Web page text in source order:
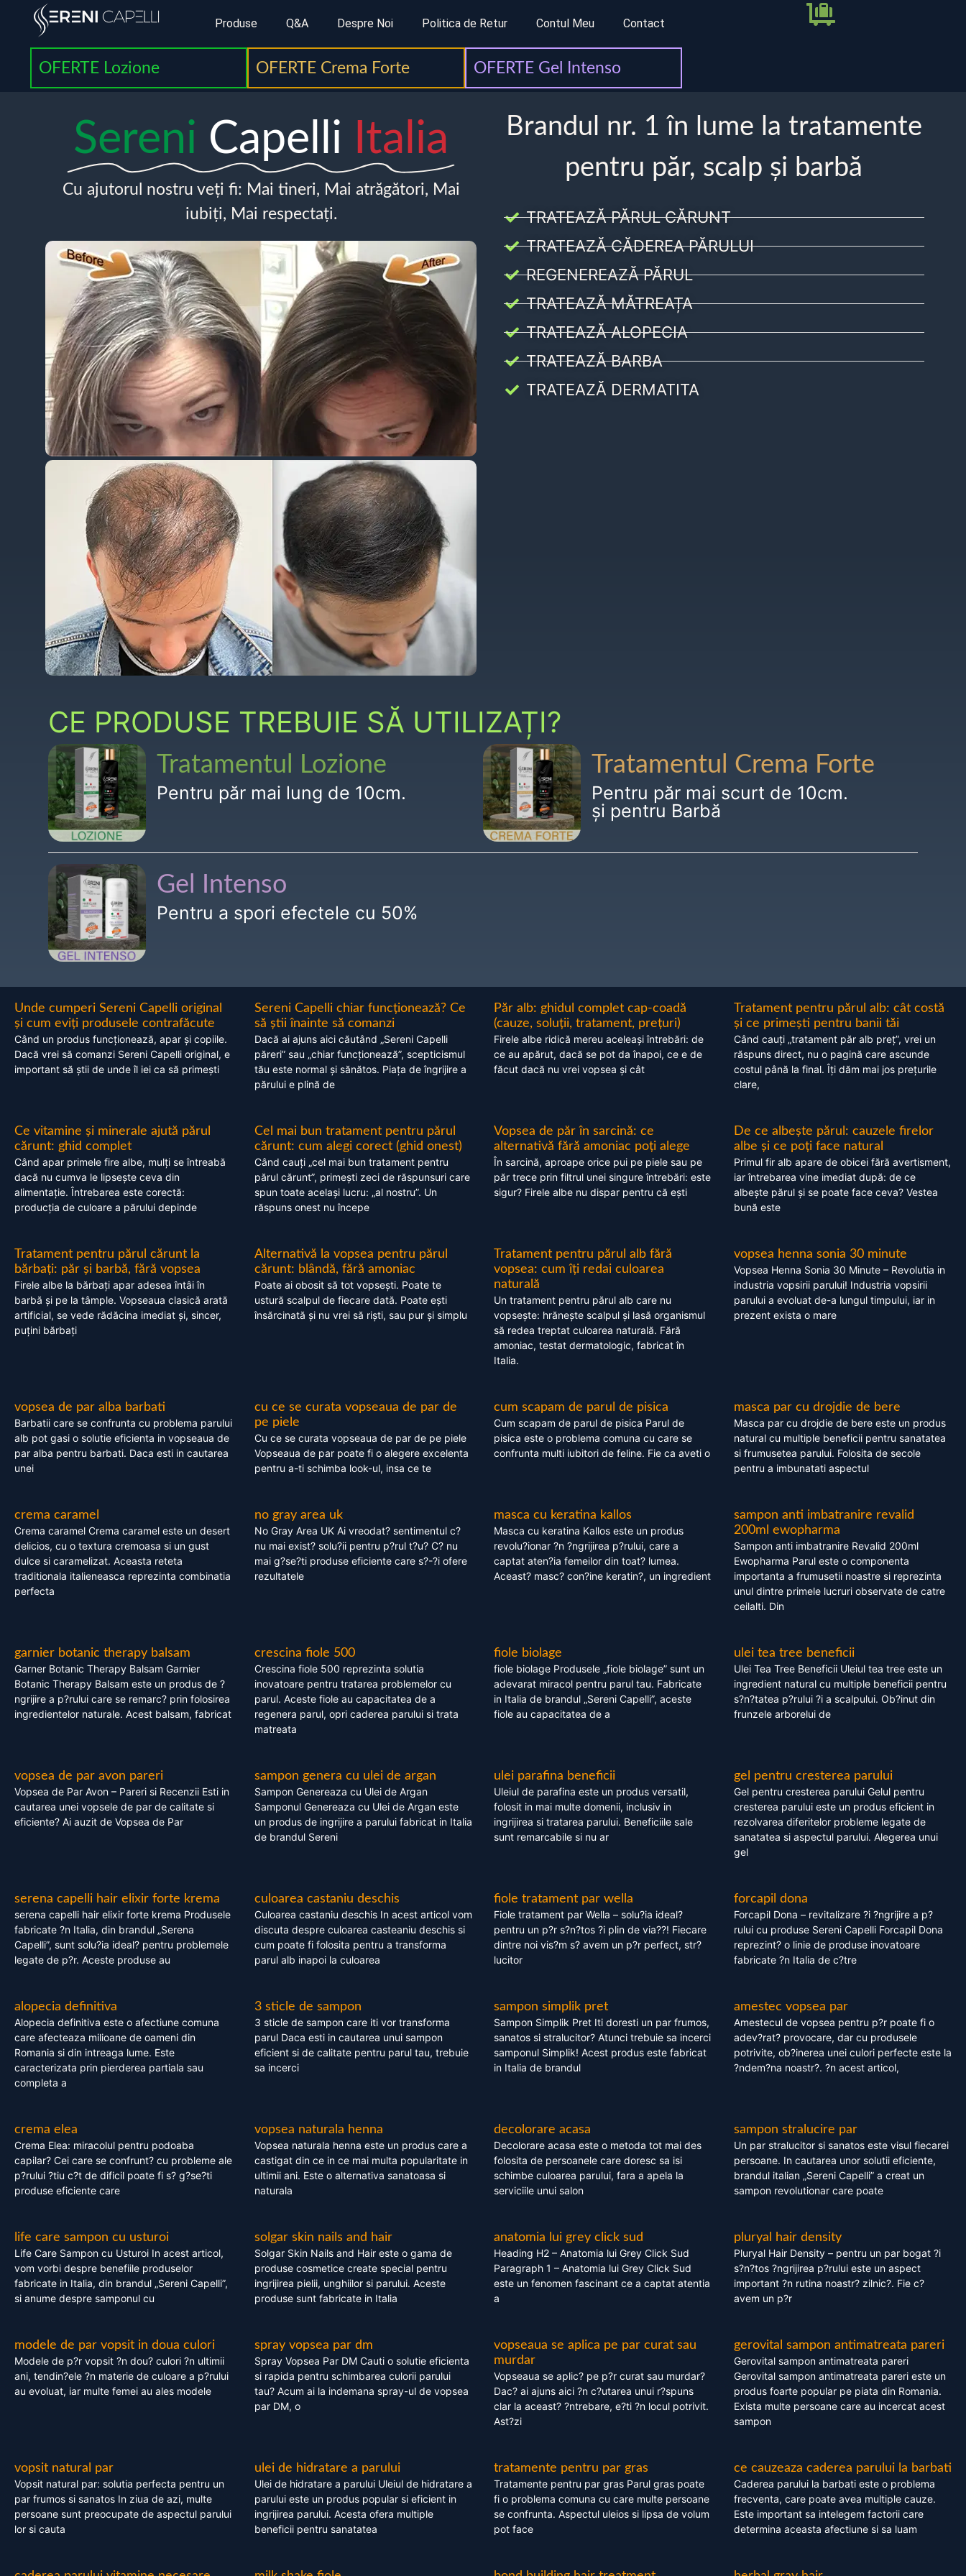
Produse Q&A Despre Noi Politica de Retur Contul Meu Contact
OFERTE Lozione OFERTE Crema Forte OFERTE Gel Intenso
Sereni Capelli Italia
Cu ajutorul nostru veți fi: Mai tineri, Mai atrăgători, Mai
iubiți, Mai respectați.
Brandul nr. 1 în lume la tratamente
pentru păr, scalp și barbă
TRATEAZĂ PĂRUL CĂRUNT
TRATEAZĂ CĂDEREA PĂRULUI
REGENEREAZĂ PĂRUL
TRATEAZĂ MĂTREAȚA
TRATEAZĂ ALOPECIA
TRATEAZĂ BARBA
TRATEAZĂ DERMATITA
CE PRODUSE TREBUIE SĂ UTILIZAȚI?
Tratamentul Lozione
Pentru păr mai lung de 10cm.
Tratamentul Crema Forte
Pentru păr mai scurt de 10cm.
și pentru Barbă
Gel Intenso
Pentru a spori efectele cu 50%
Unde cumperi Sereni Capelli original
și cum eviți produsele contrafăcute
Când un produs funcționează, apar și copiile.
Dacă vrei să comanzi Sereni Capelli original, e
important să știi de unde îl iei ca să primești
Sereni Capelli chiar funcționează? Ce
să știi înainte să comanzi
Dacă ai ajuns aici căutând „Sereni Capelli
păreri” sau „chiar funcționează”, scepticismul
tău este normal și sănătos. Piața de îngrijire a
părului e plină de
Păr alb: ghidul complet cap-coadă
(cauze, soluții, tratament, prețuri)
Firele albe ridică mereu aceleași întrebări: de
ce au apărut, dacă se pot da înapoi, ce e de
făcut dacă nu vrei vopsea și cât
Tratament pentru părul alb: cât costă
și ce primești pentru banii tăi
Când cauți „tratament păr alb preț”, vrei un
răspuns direct, nu o pagină care ascunde
costul până la final. Îți dăm mai jos prețurile
clare,
Ce vitamine și minerale ajută părul
cărunt: ghid complet
Când apar primele fire albe, mulți se întreabă
dacă nu cumva le lipsește ceva din
alimentație. Întrebarea este corectă:
producția de culoare a părului depinde
Cel mai bun tratament pentru părul
cărunt: cum alegi corect (ghid onest)
Când cauți „cel mai bun tratament pentru
părul cărunt”, primești zeci de răspunsuri care
spun toate același lucru: „al nostru”. Un
răspuns onest nu începe
Vopsea de păr în sarcină: ce
alternativă fără amoniac poți alege
În sarcină, aproape orice pui pe piele sau pe
păr trece prin filtrul unei singure întrebări: este
sigur? Firele albe nu dispar pentru că ești
De ce albește părul: cauzele firelor
albe și ce poți face natural
Primul fir alb apare de obicei fără avertisment,
iar întrebarea vine imediat după: de ce
albește părul și se poate face ceva? Vestea
bună este
Tratament pentru părul cărunt la
bărbați: păr și barbă, fără vopsea
Firele albe la bărbați apar adesea întâi în
barbă și pe la tâmple. Vopseaua clasică arată
artificial, se vede rădăcina imediat și, sincer,
puțini bărbați
Alternativă la vopsea pentru părul
cărunt: blândă, fără amoniac
Poate ai obosit să tot vopsești. Poate te
ustură scalpul de fiecare dată. Poate ești
însărcinată și nu vrei să riști, sau pur și simplu
Tratament pentru părul alb fără
vopsea: cum îți redai culoarea
naturală
Un tratament pentru părul alb care nu
vopsește: hrănește scalpul și lasă organismul
să redea treptat culoarea naturală. Fără
amoniac, testat dermatologic, fabricat în
Italia.
vopsea henna sonia 30 minute
Vopsea Henna Sonia 30 Minute – Revolutia in
industria vopsirii parului! Industria vopsirii
parului a evoluat de-a lungul timpului, iar in
prezent exista o mare
vopsea de par alba barbati
Barbatii care se confrunta cu problema parului
alb pot gasi o solutie eficienta in vopseaua de
par alba pentru barbati. Daca esti in cautarea
unei
cu ce se curata vopseaua de par de
pe piele
Cu ce se curata vopseaua de par de pe piele
Vopseaua de par poate fi o alegere excelenta
pentru a-ti schimba look-ul, insa ce te
cum scapam de parul de pisica
Cum scapam de parul de pisica Parul de
pisica este o problema comuna cu care se
confrunta multi iubitori de feline. Fie ca aveti o
masca par cu drojdie de bere
Masca par cu drojdie de bere este un produs
natural cu multiple beneficii pentru sanatatea
si frumusetea parului. Folosita de secole
pentru a imbunatati aspectul
crema caramel
Crema caramel Crema caramel este un desert
delicios, cu o textura cremoasa si un gust
dulce si caramelizat. Aceasta reteta
traditionala italieneasca reprezinta combinatia
perfecta
no gray area uk
No Gray Area UK Ai vreodat? sentimentul c?
nu mai exist? solu?ii pentru p?rul t?u? C? nu
mai g?se?ti produse eficiente care s?-?i ofere
rezultatele
masca cu keratina kallos
Masca cu keratina Kallos este un produs
revolu?ionar ?n ?ngrijirea p?rului, care a
captat aten?ia femeilor din toat? lumea.
Aceast? masc? con?ine keratin?, un ingredient
sampon anti imbatranire revalid
200ml ewopharma
Sampon anti imbatranire Revalid 200ml
Ewopharma Parul este o componenta
importanta a frumusetii noastre si reprezinta
unul dintre primele lucruri observate de catre
ceilalti. Din
garnier botanic therapy balsam
Garner Botanic Therapy Balsam Garnier
Botanic Therapy Balsam este un produs de ?
ngrijire a p?rului care se remarc? prin folosirea
ingredientelor naturale. Acest balsam, fabricat
crescina fiole 500
Crescina fiole 500 reprezinta solutia
inovatoare pentru tratarea problemelor cu
parul. Aceste fiole au capacitatea de a
regenera parul, opri caderea parului si trata
matreata
fiole biolage
fiole biolage Produsele „fiole biolage” sunt un
adevarat miracol pentru parul tau. Fabricate
in Italia de brandul „Sereni Capelli”, aceste
fiole au capacitatea de a
ulei tea tree beneficii
Ulei Tea Tree Beneficii Uleiul tea tree este un
ingredient natural cu multiple beneficii pentru
s?n?tatea p?rului ?i a scalpului. Ob?inut din
frunzele arborelui de
vopsea de par avon pareri
Vopsea de Par Avon – Pareri si Recenzii Esti in
cautarea unei vopsele de par de calitate si
eficiente? Ai auzit de Vopsea de Par
sampon genera cu ulei de argan
Sampon Genereaza cu Ulei de Argan
Samponul Genereaza cu Ulei de Argan este
un produs de ingrijire a parului fabricat in Italia
de brandul Sereni
ulei parafina beneficii
Uleiul de parafina este un produs versatil,
folosit in mai multe domenii, inclusiv in
ingrijirea si tratarea parului. Beneficiile sale
sunt remarcabile si nu ar
gel pentru cresterea parului
Gel pentru cresterea parului Gelul pentru
cresterea parului este un produs eficient in
rezolvarea diferitelor probleme legate de
sanatatea si aspectul parului. Alegerea unui
gel
serena capelli hair elixir forte krema
serena capelli hair elixir forte krema Produsele
fabricate ?n Italia, din brandul „Serena
Capelli”, sunt solu?ia ideal? pentru problemele
legate de p?r. Aceste produse au
culoarea castaniu deschis
Culoarea castaniu deschis In acest articol vom
discuta despre culoarea casteaniu deschis si
cum poate fi folosita pentru a transforma
parul alb inapoi la culoarea
fiole tratament par wella
Fiole tratament par Wella – solu?ia ideal?
pentru un p?r s?n?tos ?i plin de via??! Fiecare
dintre noi vis?m s? avem un p?r perfect, str?
lucitor
forcapil dona
Forcapil Dona – revitalizare ?i ?ngrijire a p?
rului cu produse Sereni Capelli Forcapil Dona
reprezint? o linie de produse inovatoare
fabricate ?n Italia de c?tre
alopecia definitiva
Alopecia definitiva este o afectiune comuna
care afecteaza milioane de oameni din
Romania si din intreaga lume. Este
caracterizata prin pierderea partiala sau
completa a
3 sticle de sampon
3 sticle de sampon care iti vor transforma
parul Daca esti in cautarea unui sampon
eficient si de calitate pentru parul tau, trebuie
sa incerci
sampon simplik pret
Sampon Simplik Pret Iti doresti un par frumos,
sanatos si stralucitor? Atunci trebuie sa incerci
samponul Simplik! Acest produs este fabricat
in Italia de brandul
amestec vopsea par
Amestecul de vopsea pentru p?r poate fi o
adev?rat? provocare, dar cu produsele
potrivite, ob?inerea unei culori perfecte este la
?ndem?na noastr?. ?n acest articol,
crema elea
Crema Elea: miracolul pentru podoaba
capilar? Cei care se confrunt? cu probleme ale
p?rului ?tiu c?t de dificil poate fi s? g?se?ti
produse eficiente care
vopsea naturala henna
Vopsea naturala henna este un produs care a
castigat din ce in ce mai multa popularitate in
ultimii ani. Este o alternativa sanatoasa si
naturala
decolorare acasa
Decolorare acasa este o metoda tot mai des
folosita de persoanele care doresc sa isi
schimbe culoarea parului, fara a apela la
serviciile unui salon
sampon stralucire par
Un par stralucitor si sanatos este visul fiecarei
persoane. In cautarea unor solutii eficiente,
brandul italian „Sereni Capelli” a creat un
sampon revolutionar care poate
life care sampon cu usturoi
Life Care Sampon cu Usturoi In acest articol,
vom vorbi despre benefiile produselor
fabricate in Italia, din brandul „Sereni Capelli”,
si anume despre samponul cu
solgar skin nails and hair
Solgar Skin Nails and Hair este o gama de
produse cosmetice create special pentru
ingrijirea pielii, unghiilor si parului. Aceste
produse sunt fabricate in Italia
anatomia lui grey click sud
Heading H2 – Anatomia lui Grey Click Sud
Paragraph 1 – Anatomia lui Grey Click Sud
este un fenomen fascinant ce a captat atentia
a
pluryal hair density
Pluryal Hair Density – pentru un par bogat ?i
s?n?tos ?ngrijirea p?rului este un aspect
important ?n rutina noastr? zilnic?. Fie c?
avem un p?r
modele de par vopsit in doua culori
Modele de p?r vopsit ?n dou? culori ?n ultimii
ani, tendin?ele ?n materie de culoare a p?rului
au evoluat, iar multe femei au ales modele
spray vopsea par dm
Spray Vopsea Par DM Cauti o solutie eficienta
si rapida pentru schimbarea culorii parului
tau? Acum ai la indemana spray-ul de vopsea
par DM, o
vopseaua se aplica pe par curat sau
murdar
Vopseaua se aplic? pe p?r curat sau murdar?
Dac? ai ajuns aici ?n c?utarea unui r?spuns
clar la aceast? ?ntrebare, e?ti ?n locul potrivit.
Ast?zi
gerovital sampon antimatreata pareri
Gerovital sampon antimatreata pareri
Gerovital sampon antimatreata pareri este un
produs foarte popular pe piata din Romania.
Exista multe persoane care au incercat acest
sampon
vopsit natural par
Vopsit natural par: solutia perfecta pentru un
par frumos si sanatos In ziua de azi, multe
persoane sunt preocupate de aspectul parului
lor si cauta
ulei de hidratare a parului
Ulei de hidratare a parului Uleiul de hidratare a
parului este un produs popular si eficient in
ingrijirea parului. Acesta ofera multiple
beneficii pentru sanatatea
tratamente pentru par gras
Tratamente pentru par gras Parul gras poate
fi o problema comuna cu care multe persoane
se confrunta. Aspectul uleios si lipsa de volum
pot face
ce cauzeaza caderea parului la barbati
Caderea parului la barbati este o problema
frecventa, care poate avea multiple cauze.
Este important sa intelegem factorii care
determina aceasta afectiune si sa luam